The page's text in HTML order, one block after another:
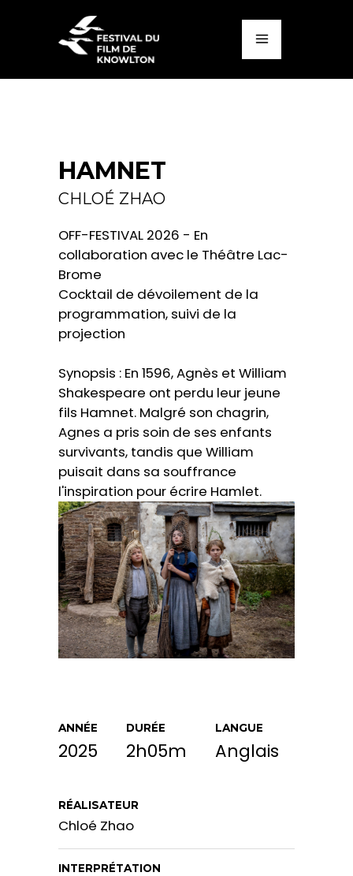
HAMNET
CHLOÉ ZHAO
OFF-FESTIVAL 2026 - En
collaboration avec le Théâtre Lac-
Brome
Cocktail de dévoilement de la
programmation, suivi de la
projection
Synopsis : En 1596, Agnès et William
Shakespeare ont perdu leur jeune
fils Hamnet. Malgré son chagrin,
Agnes a pris soin de ses enfants
survivants, tandis que William
puisait dans sa souffrance
l'inspiration pour écrire Hamlet.
ANNÉE
2025
DURÉE
2h05m
LANGUE
Anglais
RÉALISATEUR
Chloé Zhao
INTERPRÉTATION